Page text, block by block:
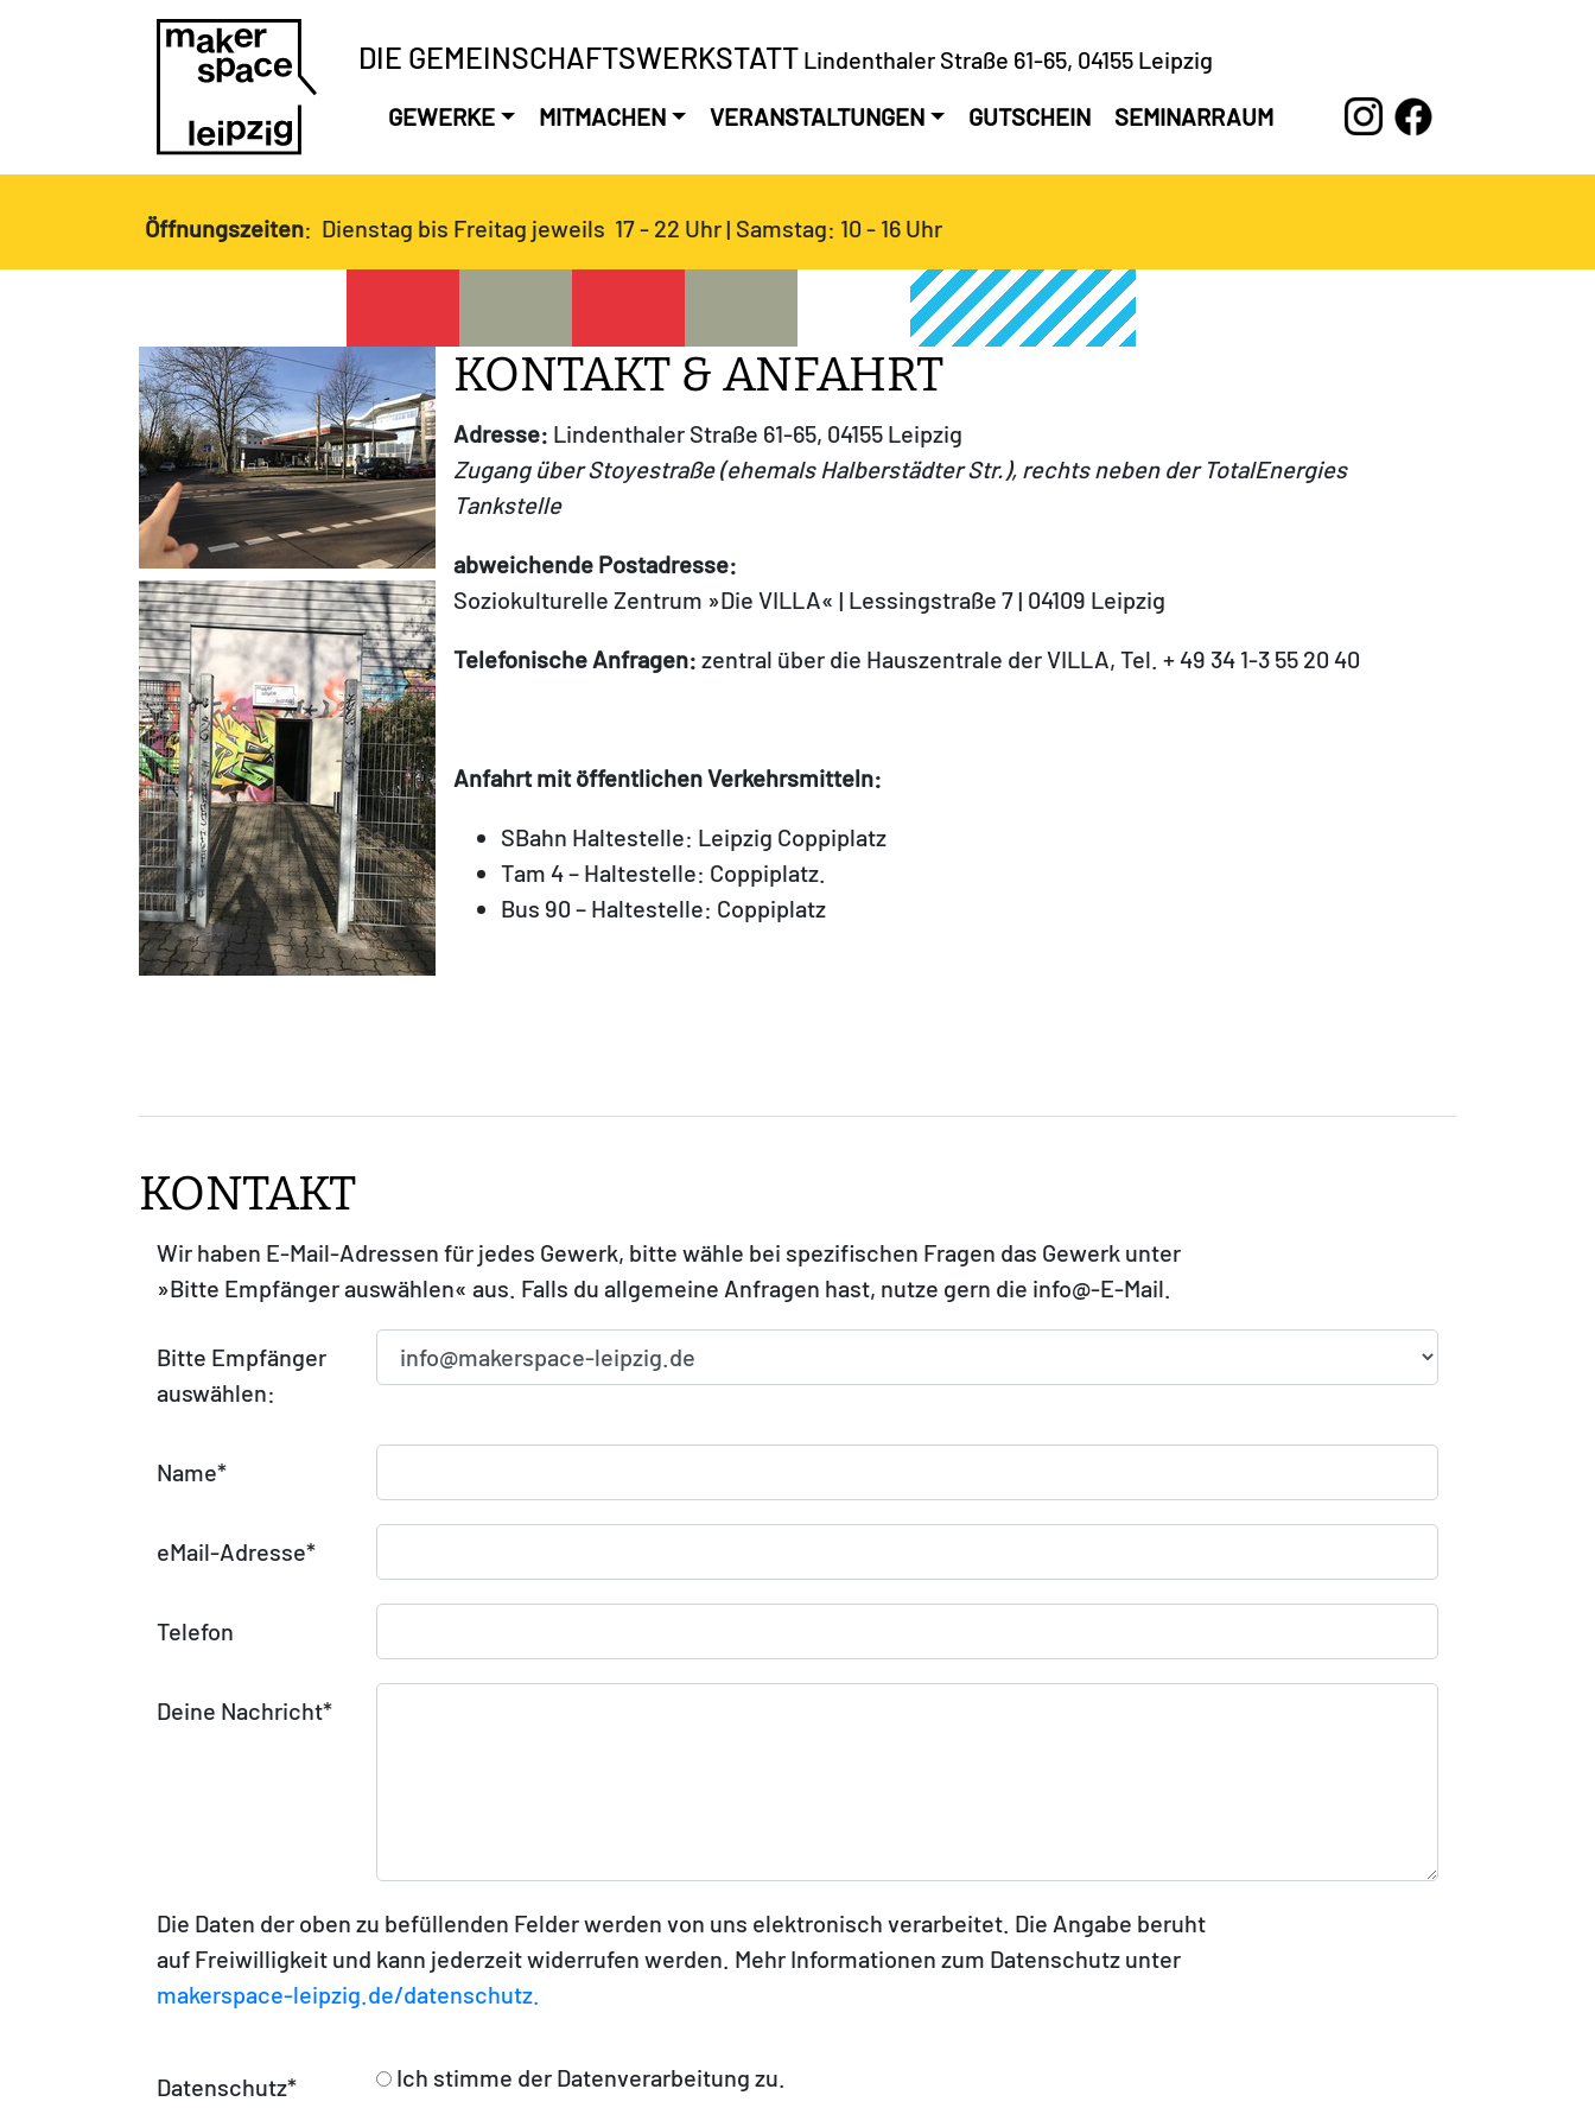
DIE GEMEINSCHAFTSWERKSTATT Lindenthaler Straße 61-65, 04155 Leipzig
GEWERKE MITMACHEN VERANSTALTUNGEN GUTSCHEIN SEMINARRAUM
Öffnungszeiten: Dienstag bis Freitag jeweils 17 - 22 Uhr | Samstag: 10 - 16 Uhr
KONTAKT & ANFAHRT
Adresse: Lindenthaler Straße 61-65, 04155 Leipzig
Zugang über Stoyestraße (ehemals Halberstädter Str.), rechts neben der TotalEnergies
Tankstelle
abweichende Postadresse:
Soziokulturelle Zentrum »Die VILLA« | Lessingstraße 7 | 04109 Leipzig
Telefonische Anfragen: zentral über die Hauszentrale der VILLA, Tel. + 49 34 1-3 55 20 40
Anfahrt mit öffentlichen Verkehrsmitteln:
SBahn Haltestelle: Leipzig Coppiplatz
Tam 4 – Haltestelle: Coppiplatz.
Bus 90 – Haltestelle: Coppiplatz
KONTAKT
Wir haben E-Mail-Adressen für jedes Gewerk, bitte wähle bei spezifischen Fragen das Gewerk unter
»Bitte Empfänger auswählen« aus. Falls du allgemeine Anfragen hast, nutze gern die info@-E-Mail.
Bitte Empfänger
auswählen:
Name*
eMail-Adresse*
Telefon
Deine Nachricht*
Die Daten der oben zu befüllenden Felder werden von uns elektronisch verarbeitet. Die Angabe beruht
auf Freiwilligkeit und kann jederzeit widerrufen werden. Mehr Informationen zum Datenschutz unter
makerspace-leipzig.de/datenschutz.
Datenschutz* Ich stimme der Datenverarbeitung zu.